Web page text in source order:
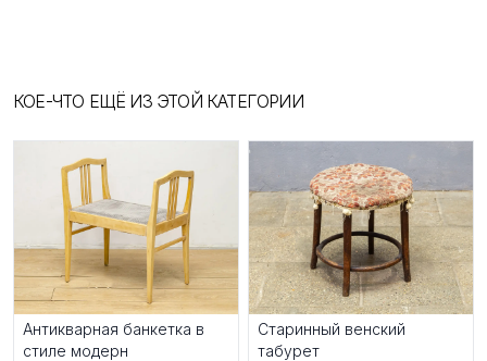
КОЕ-ЧТО ЕЩЁ ИЗ ЭТОЙ КАТЕГОРИИ
Антикварная банкетка в
стиле модерн
Старинный венский
табурет